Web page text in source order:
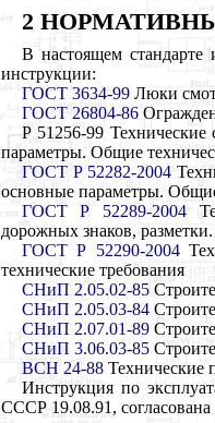
2
В настоящем
инструкции:
ГОСТ 3634-99Люки
ГОСТ 26804-86
Р 51256-99
параметры. Общие
ГОСТ Р 52282-2004
основные параметры.
ГОСТ Р 52289-2004
дорожных знаков,
ГОСТ Р 52290-2004
технические требования
СНиП 2.05.02-85
СНиП 2.05.03-84
СНиП 2.07.01-89
СНиП 3.06.03-85
ВСН 24-88Технические
Инструкция по
СССР 19.08.91,